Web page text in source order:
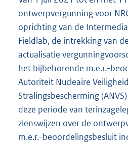
ontwerpvergunning voor
oprichting van de
Fieldlab, de intrekking van
actualisatie
het bijbehorende m.e.r.-
Autoriteit Nucleaire
Stralingsbescherming
deze periode van
zienswijzen over de
m.e.r.-beoordelingsbesluit